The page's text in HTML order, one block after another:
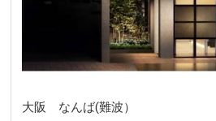
大阪 なんば(難波）